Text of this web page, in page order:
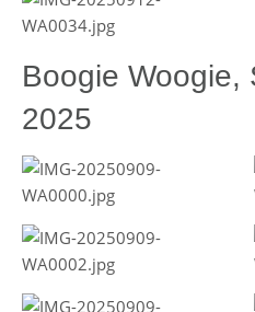
Boogie Woogie,
2025